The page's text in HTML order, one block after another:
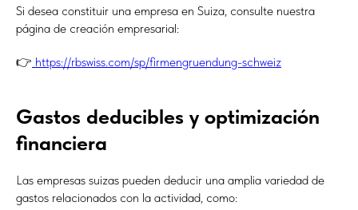
Si desea constituir una empresa en Suiza, consulte nuestra
página de creación empresarial:
👉 https://rbswiss.com/sp/firmengruendung-schweiz
Gastos deducibles y optimización
financiera
Las empresas suizas pueden deducir una amplia variedad de
gastos relacionados con la actividad, como: